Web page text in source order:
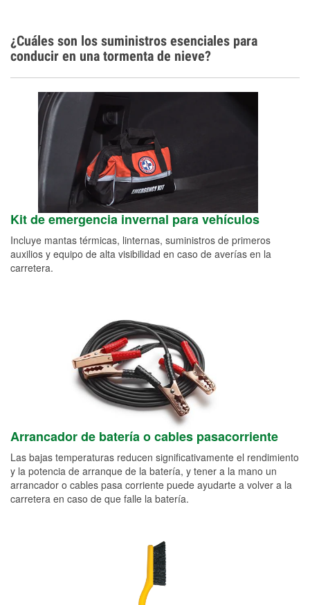
¿Cuáles son los suministros esenciales para
conducir en una tormenta de nieve?
Kit de emergencia invernal para vehículos
Incluye mantas térmicas, linternas, suministros de primeros
auxilios y equipo de alta visibilidad en caso de averías en la
carretera.
Arrancador de batería o cables pasacorriente
Las bajas temperaturas reducen significativamente el rendimiento
y la potencia de arranque de la batería, y tener a la mano un
arrancador o cables pasa corriente puede ayudarte a volver a la
carretera en caso de que falle la batería.